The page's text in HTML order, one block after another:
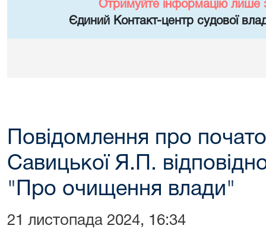
Отримуйте інформацію лише
Єдиний Контакт-центр судової
Повідомлення про
Савицької Я.П.
"Про очищення влади"
21 листопада 2024, 16:34